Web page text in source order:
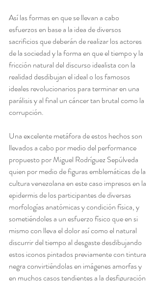
Así las formas en que se llevan a cabo
esfuerzos en base a la idea de diversos
sacrificios que deberán de realizar los actores
de la sociedad y la forma en que el tiempo y la
fricción natural del discurso idealista con la
realidad desdibujan el ideal o los famosos
ideales revolucionarios para terminar en una
parálisis y al final un cáncer tan brutal como la
corrupción.
Una excelente metáfora de estos hechos son
llevados a cabo por medio del performance
propuesto por Miguel Rodríguez Sepúlveda
quien por medio de figuras emblemáticas de la
cultura venezolana en este caso impresos en la
epidermis de los participantes de diversas
morfologías anatómicas y condición física, y
sometiéndoles a un esfuerzo físico que en si
mismo con lleva el dolor así como el natural
discurrir del tiempo al desgaste desdibujando
estos iconos pintados previamente con tintura
negra convirtiéndolas en imágenes amorfas y
en muchos casos tendientes a la desfiguración